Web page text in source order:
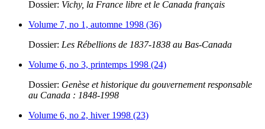
Dossier: Vichy, la France libre et le Canada français
Volume 7, no 1, automne 1998 (36)
Dossier: Les Rébellions de 1837-1838 au Bas-Canada
Volume 6, no 3, printemps 1998 (24)
Dossier: Genèse et historique du gouvernement responsable
au Canada : 1848-1998
Volume 6, no 2, hiver 1998 (23)